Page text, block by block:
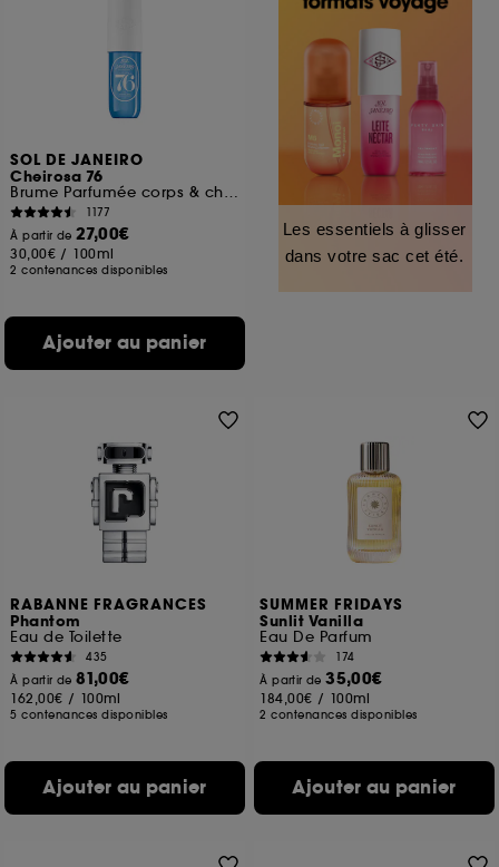
SOL DE JANEIRO
Cheirosa 76
Brume Parfumée corps & cheveux
1177
À partir de27,00€
30,00€ / 100ml
2 contenances disponibles
Ajouter au panier
Les essentiels à glisser
dans votre sac cet été.
RABANNE FRAGRANCES
Phantom
Eau de Toilette
435
À partir de81,00€
162,00€ / 100ml
5 contenances disponibles
Ajouter au panier
SUMMER FRIDAYS
Sunlit Vanilla
Eau De Parfum
174
À partir de35,00€
184,00€ / 100ml
2 contenances disponibles
Ajouter au panier